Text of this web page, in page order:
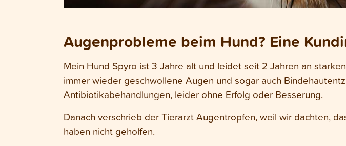
Augenprobleme beim Hund? Eine
Mein Hund Spyro ist 3 Jahre alt und leidet seit 2 Jahren an
immer wieder geschwollene Augen und sogar auch
Antibiotikabehandlungen, leider ohne Erfolg oder Besserung.
Danach verschrieb der Tierarzt Augentropfen, weil wir dachten,
haben nicht geholfen.